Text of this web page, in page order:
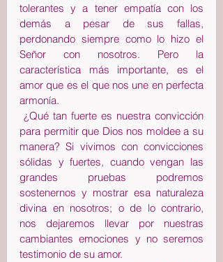
tolerantes y a tener empatía con los
demás a pesar de sus fallas,
perdonando siempre como lo hizo el
Señor con nosotros. Pero la
característica más importante, es el
amor que es el que nos une en perfecta
armonía.
para permitir que Dios nos moldee a su
manera? Si vivimos con convicciones
sólidas y fuertes, cuando vengan las
grandes pruebas podremos
sostenernos y mostrar esa naturaleza
divina en nosotros; o de lo contrario,
nos dejaremos llevar por nuestras
cambiantes emociones y no seremos
testimonio de su amor.